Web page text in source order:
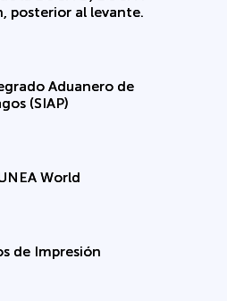
posterior al levante.
Aduanero de
(SIAP)
World
de Impresión